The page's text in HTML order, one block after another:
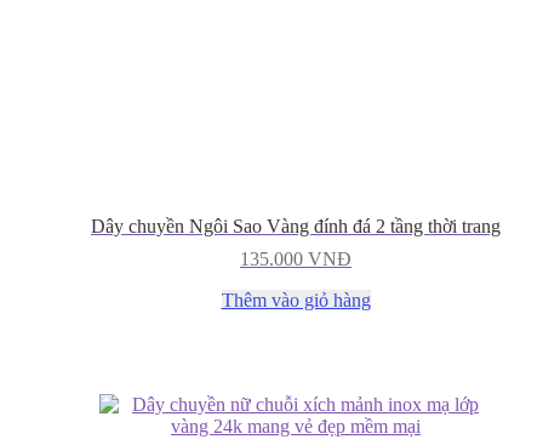
Dây chuyền Ngôi Sao Vàng đính đá 2 tầng thời trang
135.000 VNĐ
Thêm vào giỏ hàng